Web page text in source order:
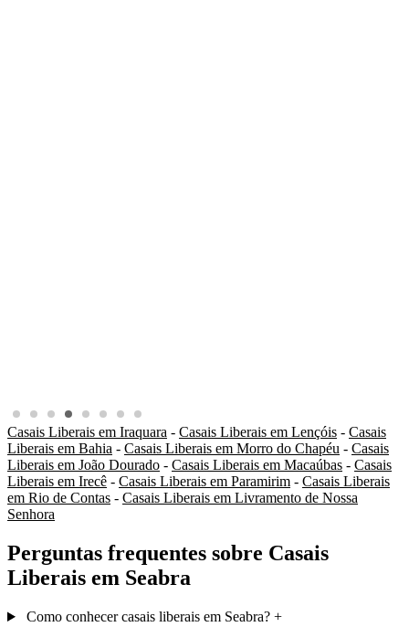
Casais Liberais em Iraquara - Casais Liberais em Lençóis - Casais
Liberais em Bahia - Casais Liberais em Morro do Chapéu - Casais
Liberais em João Dourado - Casais Liberais em Macaúbas - Casais
Liberais em Irecê - Casais Liberais em Paramirim - Casais Liberais
em Rio de Contas - Casais Liberais em Livramento de Nossa
Senhora
Perguntas frequentes sobre Casais
Liberais em Seabra
Como conhecer casais liberais em Seabra? +